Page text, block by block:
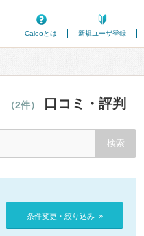
Calooとは
新規ユーザ登録
（2件） 口コミ・評判
条件変更・絞り込み »